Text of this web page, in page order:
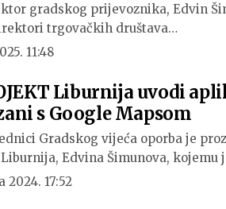
gradskog prijevoznika, Edvin
trgovačkih društava…
11:48
Liburnija uvodi
s Google Mapsom
Gradskog vijeća oporba je
Edvina Šimunova, kojemu
2024. 17:52